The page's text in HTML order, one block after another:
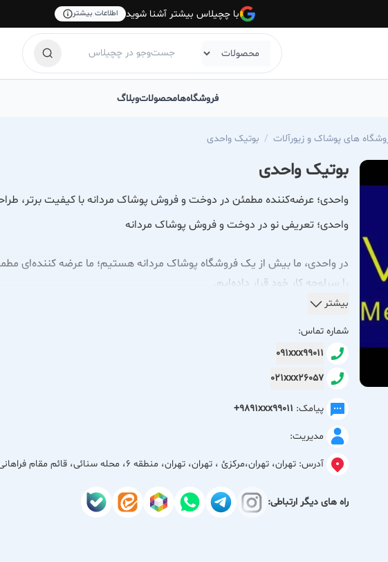
با چچیلاس بیشتر آشنا شوید اطلاعات بیشتر
فروشگاه‌هامحصولاتوبلاگ
های پوشاک و زیورآلات بوتیک واحدی
بوتیک واحدی
واحدی؛ عرضه‌کننده مطمئن در دوخت و فروش پوشاک مردانه با کیفیت برتر،
واحدی؛ تعریفی نو در دوخت و فروش پوشاک مردانه
در واحدی، ما بیش از یک فروشگاه پوشاک مردانه هستیم؛ ما عرضه
را سرلوحه کار خود قرار داده‌ایم.
اطمینان از کیفیت آن نیاز دارید، در واحدی فراهم است.
ما به شما اطمینان می‌دهیم که هر خرید از واحدی، گامی است به سوی پوشاکی
واحدی؛ کیفیت در دوخت، اطمینان در فروش.
بیشتر
شماره تماس:
091xxx99011
021xxx26057
پیامک: +9891xxx99011
مدیریت:
آدرس: تهران، تهران،مركزئ ، تهران، تهران، منطقه 6، محله سنائی، قائم مقام فراهانی، پلاک 12
راه های دیگر ارتباطی: